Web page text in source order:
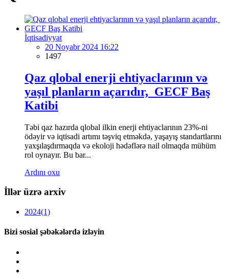
İqtisadiyyat
20 Noyabr 2024 16:22
1497
Qaz qlobal enerji ehtiyaclarının və
yaşıl planların açarıdır, GECF Baş
Katibi
Təbi qaz hazırda qlobal ilkin enerji ehtiyaclarının 23%-ni
ödəyir və iqtisadi artımı təşviq etməkdə, yaşayış standartlarını
yaxşılaşdırmaqda və ekoloji hədəflərə nail olmaqda mühüm
rol oynayır. Bu bar...
Ardını oxu
İllər üzrə arxiv
2024(1)
Bizi sosial şəbəkələrdə izləyin